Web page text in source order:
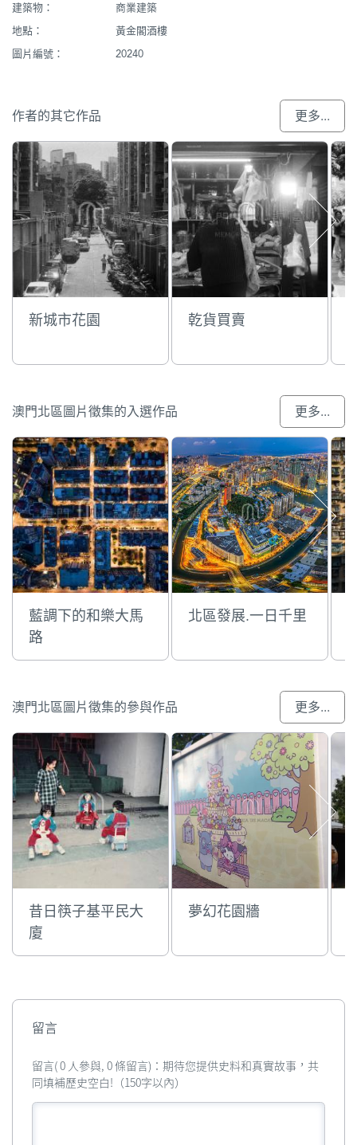
建築物：
商業建築
地點：
黃金閣酒樓
圖片編號：
20240
作者的其它作品 更多...
新城市花園 乾貨買賣
澳門北區圖片徵集的入選作品 更多...
藍調下的和樂大馬
路
北區發展.一日千里
澳門北區圖片徵集的參與作品 更多...
昔日筷子基平民大
廈
夢幻花園牆
留言
留言( 0 人參與, 0 條留言)：期待您提供史料和真實故事，共
同填補歷史空白!（150字以內）